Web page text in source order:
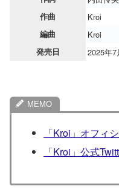
作曲 Kroi
編曲 Kroi
発売日 2025年7
「Kroi」オフィ
「Kroi」公式